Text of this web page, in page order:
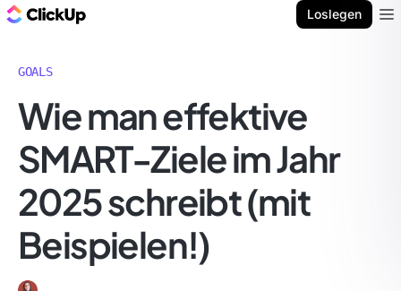
Loslegen
GOALS
Wie man effektive
SMART-Ziele im Jahr
2025 schreibt (mit
Beispielen!)